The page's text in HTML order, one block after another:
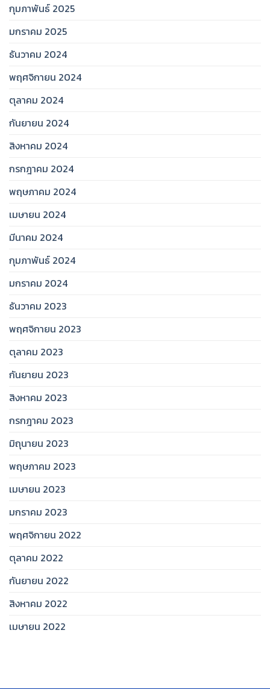
กุมภาพันธ์ 2025
มกราคม 2025
ธันวาคม 2024
พฤศจิกายน 2024
ตุลาคม 2024
กันยายน 2024
สิงหาคม 2024
กรกฎาคม 2024
พฤษภาคม 2024
เมษายน 2024
มีนาคม 2024
กุมภาพันธ์ 2024
มกราคม 2024
ธันวาคม 2023
พฤศจิกายน 2023
ตุลาคม 2023
กันยายน 2023
สิงหาคม 2023
กรกฎาคม 2023
มิถุนายน 2023
พฤษภาคม 2023
เมษายน 2023
มกราคม 2023
พฤศจิกายน 2022
ตุลาคม 2022
กันยายน 2022
สิงหาคม 2022
เมษายน 2022